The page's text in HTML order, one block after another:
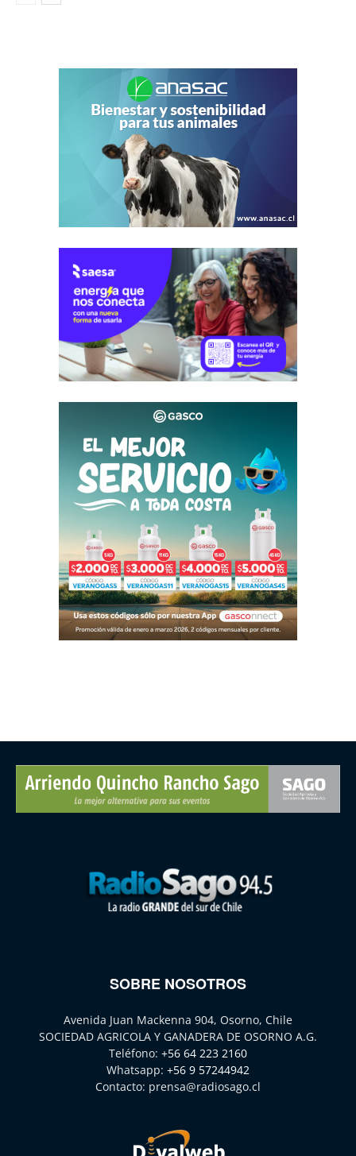
SOBRE NOSOTROS
Avenida Juan Mackenna 904, Osorno, Chile
SOCIEDAD AGRICOLA Y GANADERA DE OSORNO A.G.
Teléfono: +56 64 223 2160
Whatsapp: +56 9 57244942
Contacto: prensa@radiosago.cl